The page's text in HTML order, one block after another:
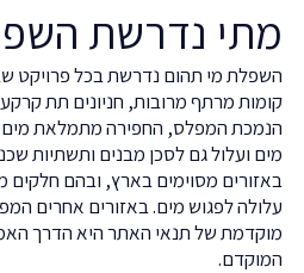
מתי נדרשת
השפלת מי תהום נדרשת בכל פרויקט
קומות מרתף מרובות, חניונים תת
הנמכת המפלס, החפירה מתמלאת מים,
מים ועלול גם לסכן מבנים ותשתיות
באזורים מסוימים בארץ, ובהם חלקים
עלולה לפגוש מים. באזורים אחרים
מוקדמת של תנאי האתר היא הדרך
המוקדם.